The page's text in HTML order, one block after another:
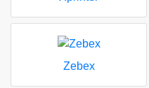
Zebex